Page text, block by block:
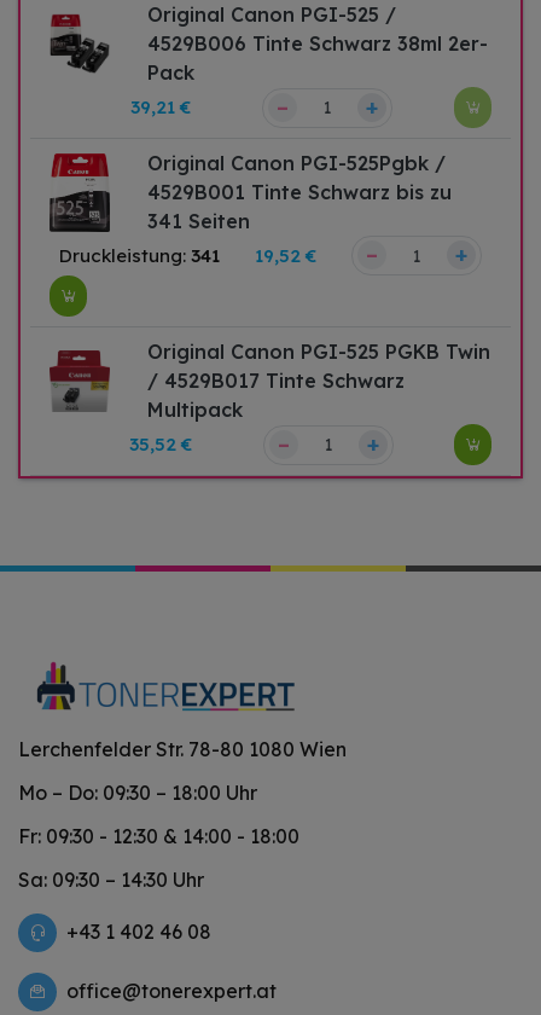
Original Canon PGI-525 /
4529B006 Tinte Schwarz 38ml 2er-
Pack
39,21 € – +
Original Canon PGI-525Pgbk /
4529B001 Tinte Schwarz bis zu
341 Seiten
Druckleistung: 341 19,52 € – +
Original Canon PGI-525 PGKB Twin
/ 4529B017 Tinte Schwarz
Multipack
35,52 € – +
Lerchenfelder Str. 78-80 1080 Wien
Mo – Do: 09:30 – 18:00 Uhr
Fr: 09:30 - 12:30 & 14:00 - 18:00
Sa: 09:30 – 14:30 Uhr
+43 1 402 46 08
office@tonerexpert.at